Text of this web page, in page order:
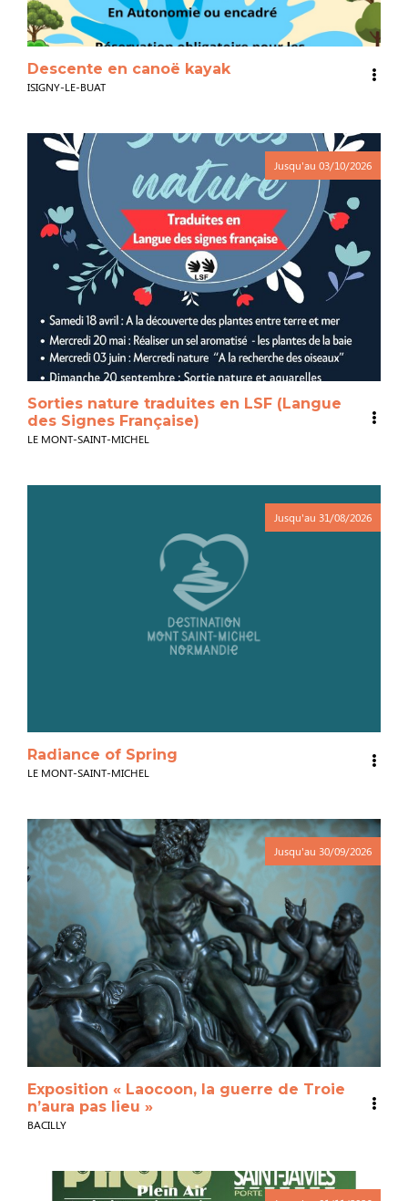
Descente en canoë kayak
ISIGNY-LE-BUAT
Jusqu'au 03/10/2026
Sorties nature traduites en LSF (Langue
des Signes Française)
LE MONT-SAINT-MICHEL
Jusqu'au 31/08/2026
Radiance of Spring
LE MONT-SAINT-MICHEL
Jusqu'au 30/09/2026
Exposition « Laocoon, la guerre de Troie
n’aura pas lieu »
BACILLY